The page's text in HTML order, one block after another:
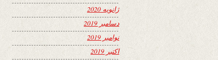
ژانویه 2020
دسامبر 2019
نوامبر 2019
اکتبر 2019